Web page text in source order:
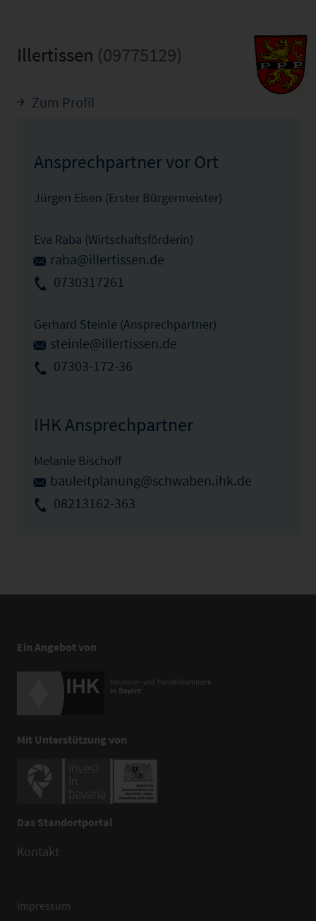
Illertissen (09775129)
Zum Profil
Ansprechpartner vor Ort
Jürgen Eisen (Erster Bürgermeister)
Eva Raba (Wirtschaftsförderin)
raba@illertissen.de
0730317261
Gerhard Steinle (Ansprechpartner)
steinle@illertissen.de
07303-172-36
IHK Ansprechpartner
Melanie Bischoff
bauleitplanung@schwaben.ihk.de
08213162-363
Ein Angebot von
Mit Unterstützung von
Das Standortportal
Kontakt
Impressum